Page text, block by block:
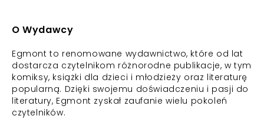
O Wydawcy
Egmont to renomowane wydawnictwo, które od lat
dostarcza czytelnikom różnorodne publikacje, w tym
komiksy, książki dla dzieci i młodzieży oraz literaturę
popularną. Dzięki swojemu doświadczeniu i pasji do
literatury, Egmont zyskał zaufanie wielu pokoleń
czytelników.